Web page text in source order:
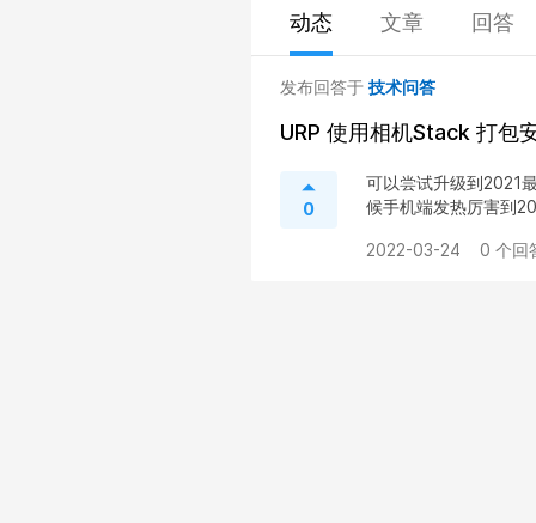
动态 文章 回答
发布回答于 技术问答
URP 使用相机Stack 打包
0
可以尝试升级到2021
候手机端发热厉害到
2022-03-24 0 个回